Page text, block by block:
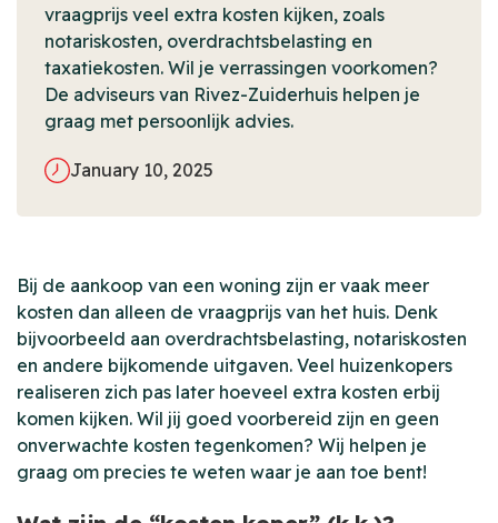
vraagprijs veel extra kosten kijken, zoals
notariskosten, overdrachtsbelasting en
taxatiekosten. Wil je verrassingen voorkomen?
De adviseurs van Rivez-Zuiderhuis helpen je
graag met persoonlijk advies.
January 10, 2025
Bij de aankoop van een woning zijn er vaak meer
kosten dan alleen de vraagprijs van het huis. Denk
bijvoorbeeld aan overdrachtsbelasting, notariskosten
en andere bijkomende uitgaven. Veel huizenkopers
realiseren zich pas later hoeveel extra kosten erbij
komen kijken. Wil jij goed voorbereid zijn en geen
onverwachte kosten tegenkomen? Wij helpen je
graag om precies te weten waar je aan toe bent!